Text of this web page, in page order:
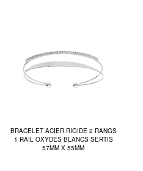
BRACELET ACIER RIGIDE 2 RANGS
1 RAIL OXYDES BLANCS SERTIS
57MM X 55MM